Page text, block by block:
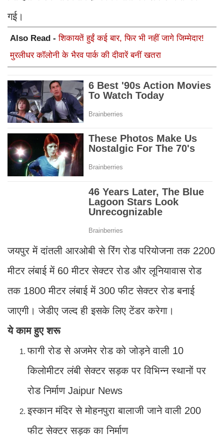
गई।
Also Read -शिकायतें हुईं कई बार, फिर भी नहीं जागे जिम्मेदार!
मुरलीधर कॉलोनी के भैरव पार्क की दीवारें बनीं खतरा
जयपुर में दांतली आरओबी से रिंग रोड परियोजना तक 2200
मीटर लंबाई में 60 मीटर सेक्टर रोड और लूनियावास रोड
तक 1800 मीटर लंबाई में 300 फीट सेक्टर रोड बनाई
जाएगी। जेडीए जल्द ही इसके लिए टेंडर करेगा।
ये काम हुए शरू
फागी रोड से अजमेर रोड को जोड़ने वाली 10
किलोमीटर लंबी सेक्टर सड़क पर विभिन्न स्थानों पर
रोड निर्माण Jaipur News
इस्कान मंदिर से मोहनपुरा बालाजी जाने वाली 200
फीट सेक्टर सड़क का निर्माण